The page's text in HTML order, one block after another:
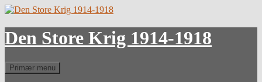
Hop
indhold
Den Store Krig 1914-1918
Søg
Primær menu